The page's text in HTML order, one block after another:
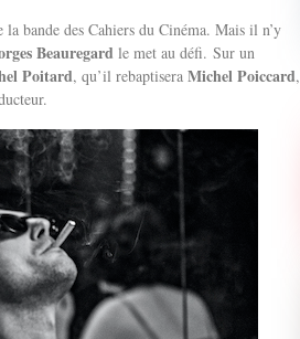
bande des Cahiers du Cinéma. Mais il n’y
Beauregard le met au défi. Sur un
Poitard, qu’il rebaptisera Michel Poiccard,